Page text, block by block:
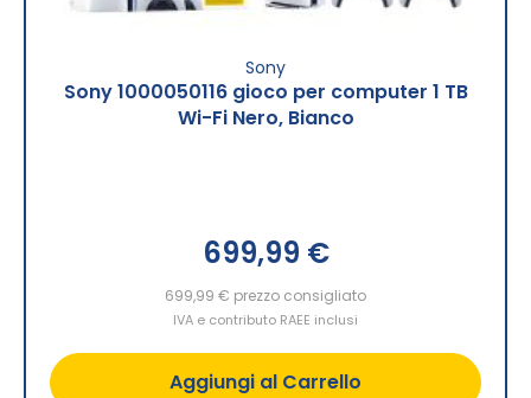
Sony
Sony 1000050116 gioco per computer 1 TB
Wi-Fi Nero, Bianco
699,99 €
699,99 € prezzo consigliato
IVA e contributo RAEE inclusi
Aggiungi al Carrello